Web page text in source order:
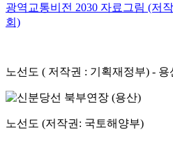
광역교통비전 2030 자료그림 (저
회)
노선도 ( 저작권 : 기획재정부) - 용
노선도 (저작권: 국토해양부)